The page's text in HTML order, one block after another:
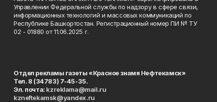
Управлении Федеральной службы по надзору в сфере связи,
информационных технологий и массовых коммуникаций по
Республике Башкортостан. Регистрационный номер ПИ № ТУ
02 - 01880 от 11.06.2025 г.
Отдел рекламы газеты «Красное знамя Нефтекамск»
Тел. 8 (34783) 7-45-35.
Эл. почта: kzreklama@mail.ru
kzneftekamsk@yandex.ru